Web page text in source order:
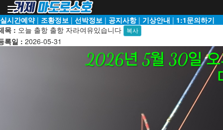
Toggle
navigation
실시간예약| 조황정보 | 선박정보 | 공지사항| 기상안내 | 1:1문의하기
목 : 오늘 출항 출항 자라여유있습니다 복사
록일 : 2026-05-31